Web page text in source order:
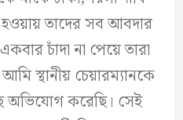
তাদের সব আবদার
চাঁদা না পেয়ে তারা
স্থানীয় চেয়ারম্যানকে
অভিযোগ করেছি। সেই